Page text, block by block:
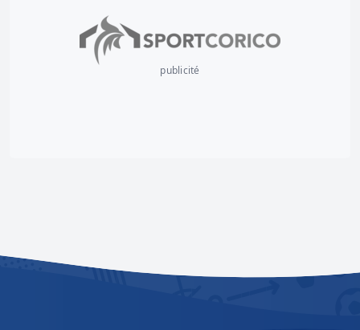
publicité